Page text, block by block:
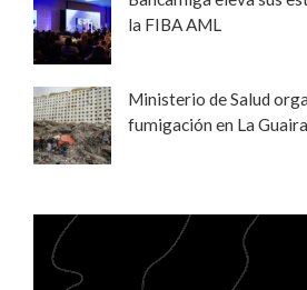
la FIBA AML
Ministerio de Salud
fumigación en La Guaira